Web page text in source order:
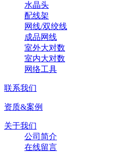
水晶头
配线架
网线/双绞线
成品网线
室外大对数
室内大对数
网络工具
联系我们
资质&案例
关于我们
公司简介
在线留言